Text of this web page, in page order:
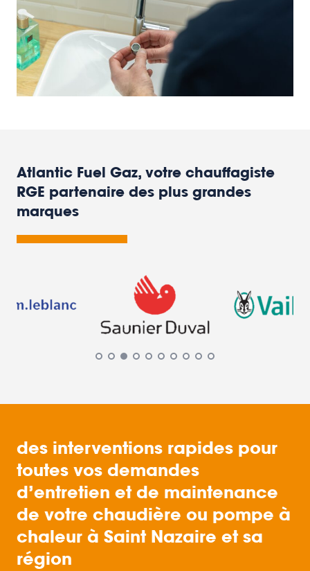
Atlantic Fuel Gaz, votre chauffagiste
RGE partenaire des plus grandes
marques
des interventions rapides pour
toutes vos demandes
d’entretien et de maintenance
de votre chaudière ou pompe à
chaleur à Saint Nazaire et sa
région